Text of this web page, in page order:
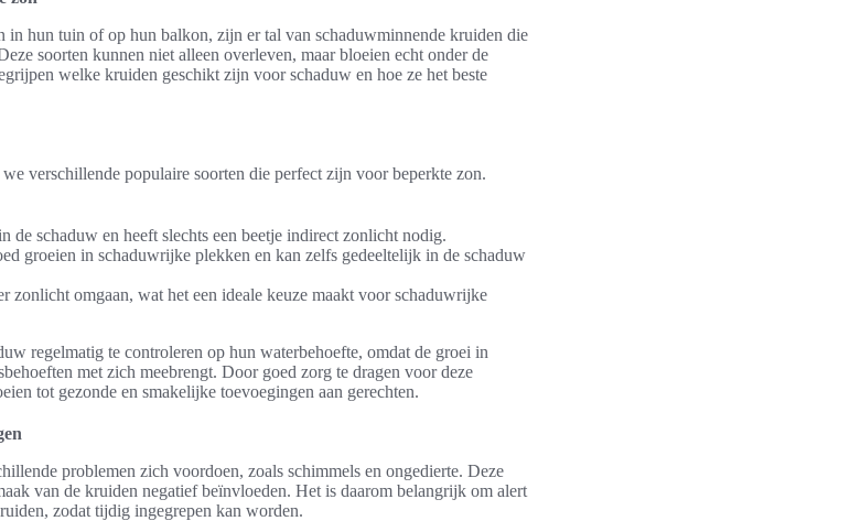
in hun tuin of op hun balkon, zijn er tal van schaduwminnende kruiden die
soorten kunnen niet alleen overleven, maar bloeien echt onder de
welke kruiden geschikt zijn voor schaduw en hoe ze het beste
verschillende populaire soorten die perfect zijn voor beperkte zon.
de schaduw en heeft slechts een beetje indirect zonlicht nodig.
groeien in schaduwrijke plekken en kan zelfs gedeeltelijk in de schaduw
zonlicht omgaan, wat het een ideale keuze maakt voor schaduwrijke
regelmatig te controleren op hun waterbehoefte, omdat de groei in
met zich meebrengt. Door goed zorg te dragen voor deze
tot gezonde en smakelijke toevoegingen aan gerechten.
problemen zich voordoen, zoals schimmels en ongedierte. Deze
van de kruiden negatief beïnvloeden. Het is daarom belangrijk om alert
zodat tijdig ingegrepen kan worden.